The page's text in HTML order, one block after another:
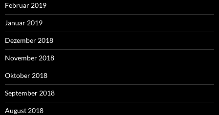
Februar 2019
Januar 2019
Dezember 2018
November 2018
Oktober 2018
September 2018
August 2018